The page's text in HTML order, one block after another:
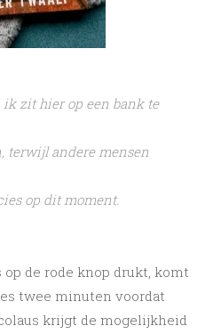
ik zit hier op een bank te
terwijl andere mensen
op dit moment.
op de rode knop drukt, komt
twee minuten voordat
krijgt de mogelijkheid